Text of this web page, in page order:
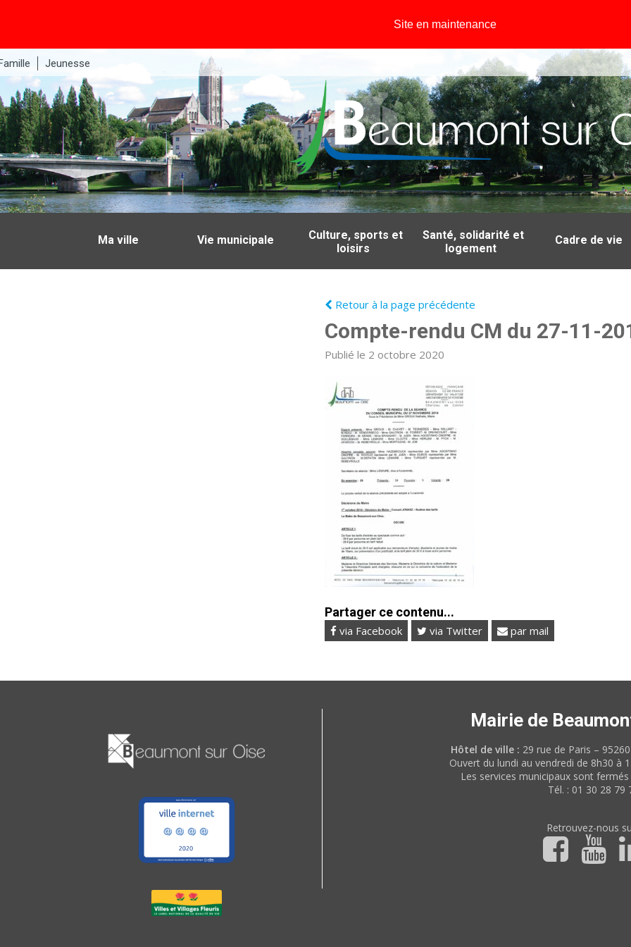
Jeunesse
Ma ville Vie municipale
Culture, sports et
loisirs
Santé, solidarité et
logement
Cadre de vie
Retour à la page précédente
Compte-rendu CM du 27-11-
Publié le 2 octobre 2020
Partager ce contenu...
via Facebook via Twitter par mail
Mairie de
Hôtel de ville : 29 rue de Paris –
Ouvert du lundi au vendredi de 8h30 à
Les services municipaux sont
Tél. : 01 30 28 79
Retrouvez-nous
Site en maintenance